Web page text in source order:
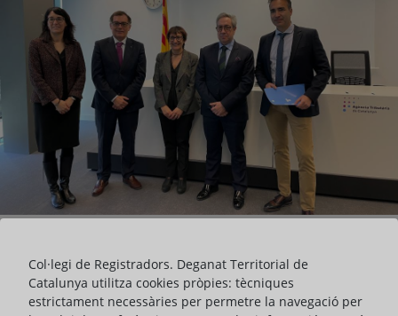
El degà dels Registradors de Catalunya, Vicente García-Hinojal, i la
presidenta de l'Agència Tributària de Catalunya (ATC), Marta
Col·legi de Registradors. Deganat Territorial de
Catalunya utilitza cookies pròpies: tècniques
estrictament necessàries per permetre la navegació per